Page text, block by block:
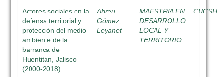
Actores sociales en la
defensa territorial y
protección del medio
ambiente de la
barranca de
Huentitán, Jalisco
(2000-2018)
Abreu
Gómez,
Leyanet
MAESTRIA EN
DESARROLLO
LOCAL Y
TERRITORIO
CUCSH